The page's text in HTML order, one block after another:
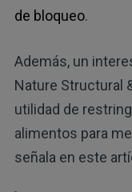
de bloqueo.
Además, un
Nature Structural
utilidad de
alimentos para
señala en este